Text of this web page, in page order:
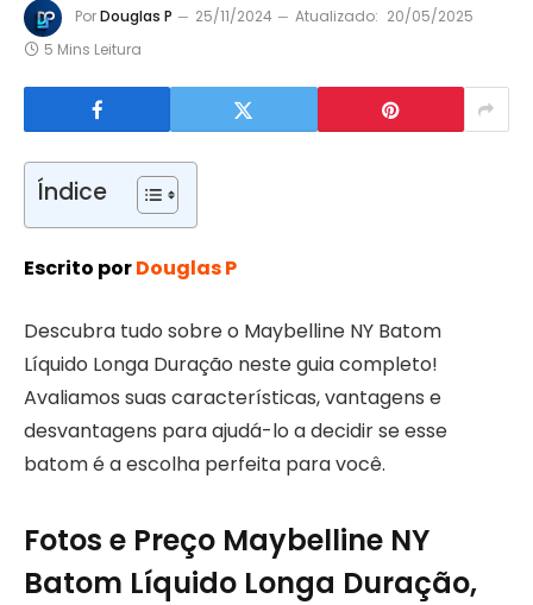
PorDouglas P 25/11/2024 Atualizado: 20/05/2025
5 Mins Leitura
Índice
Escrito porDouglas P
Descubra tudo sobre o Maybelline NY Batom
Líquido Longa Duração neste guia completo!
Avaliamos suas características, vantagens e
desvantagens para ajudá-lo a decidir se esse
batom é a escolha perfeita para você.
Fotos e Preço Maybelline NY
Batom Líquido Longa Duração,